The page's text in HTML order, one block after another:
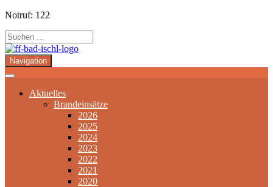
Notruf: 122
Navigation
Aktuelles
Brandeinsätze
2026
2025
2024
2023
2022
2021
2020